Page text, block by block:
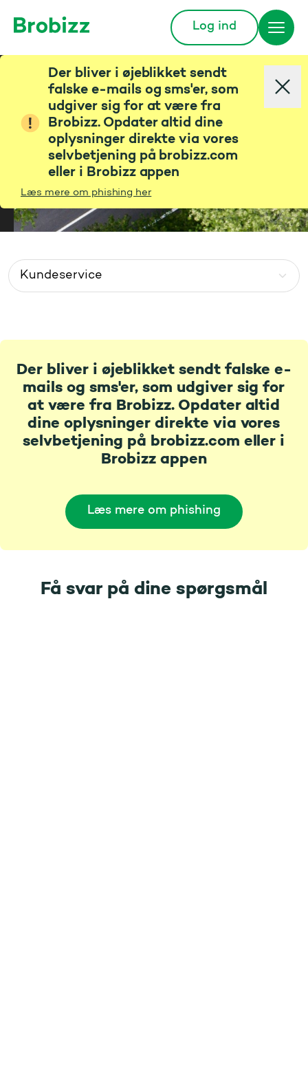
Log ind
Der bliver i øjeblikket sendt
falske e-mails og sms'er, som
udgiver sig for at være fra
Brobizz. Opdater altid dine
oplysninger direkte via vores
selvbetjening på brobizz.com
eller i Brobizz appen
Læs mere om phishing her
Hvad kan vi hjælpe dig
med?
Søg blandt vores spørgsmål og svar
Go to page
Der bliver i øjeblikket sendt falske e-
mails og sms'er, som udgiver sig for
at være fra Brobizz. Opdater altid
dine oplysninger direkte via vores
selvbetjening på brobizz.com eller i
Brobizz appen
Læs mere om phishing
Få svar på dine spørgsmål